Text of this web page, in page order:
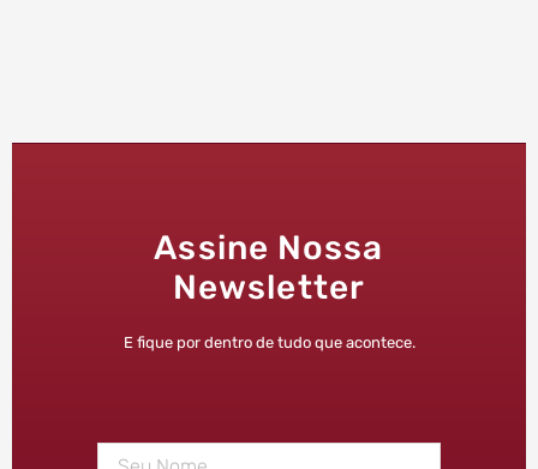
Assine Nossa
Newsletter
E fique por dentro de tudo que acontece.